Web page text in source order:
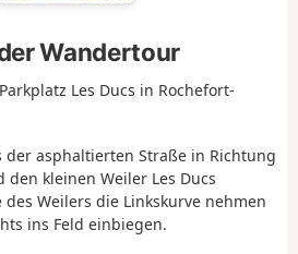
Wandertour
Les Ducs in Rochefort-
der asphaltierten Straße in Richtung
kleinen Weiler Les Ducs
Weilers die Linkskurve nehmen
ins Feld einbiegen.